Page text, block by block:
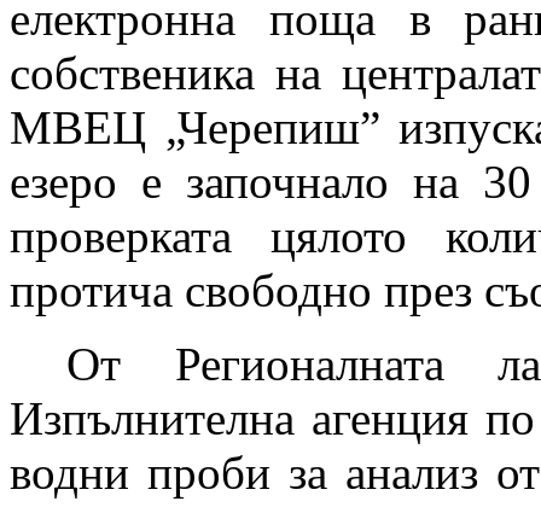
електронна поща в
собственика на
МВЕЦ „Черепиш”
езеро е започнало на
проверката цялото
протича свободно през
От Регионалната
Изпълнителна агенция
водни проби за анализ от